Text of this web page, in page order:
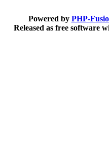
Powered by PHP-
Released as free software